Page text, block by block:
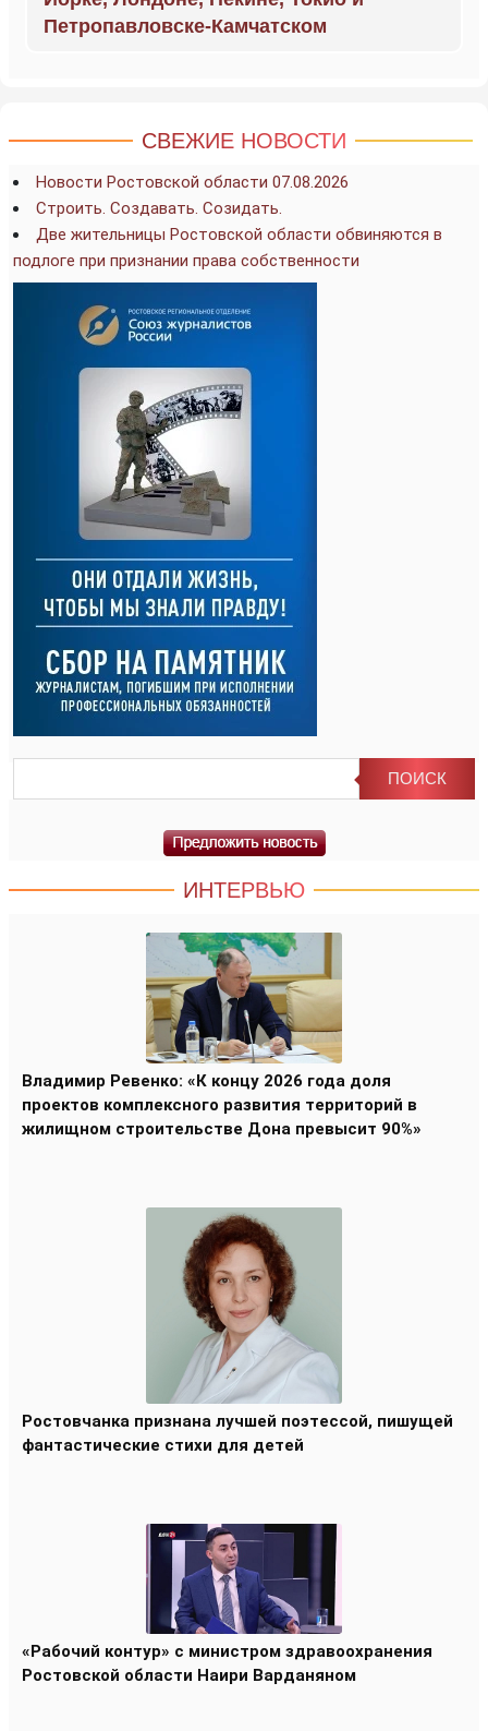
Петропавловске-Камчатском
СВЕЖИЕ НОВОСТИ
Новости Ростовской области 07.08.2026
Строить. Создавать. Созидать.
Две жительницы Ростовской области обвиняются в
подлоге при признании права собственности
ИНТЕРВЬЮ
Владимир Ревенко: «К концу 2026 года доля
проектов комплексного развития территорий в
жилищном строительстве Дона превысит 90%»
Ростовчанка признана лучшей поэтессой, пишущей
фантастические стихи для детей
«Рабочий контур» с министром здравоохранения
Ростовской области Наири Варданяном